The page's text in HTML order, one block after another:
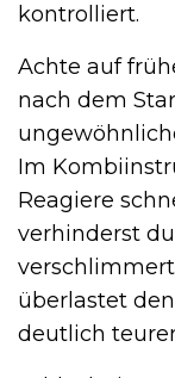
kontrolliert.
Achte auf
nach dem
Im
Reagiere
verhinderst
überlastet
deutlich